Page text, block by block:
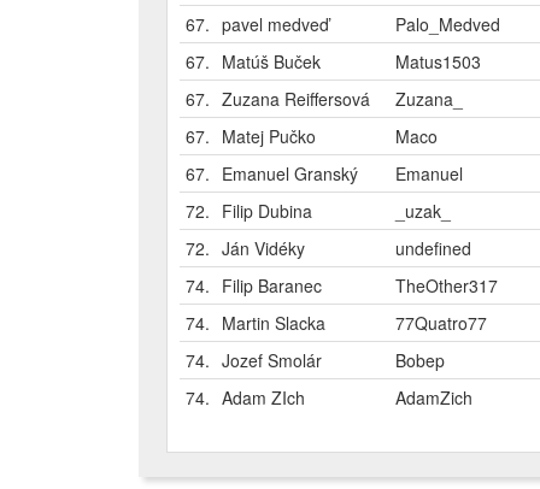
67. pavel medveď
Palo_Medved
67. Matúš Buček
Matus1503
67. Zuzana Reiffersová
Zuzana_
67. Matej Pučko
Maco
67. Emanuel Granský
Emanuel
72. Filip Dubina
_uzak_
72. Ján Vidéky
undefined
74. Filip Baranec
TheOther317
74. Martin Slacka
77Quatro77
74. Jozef Smolár
Bobep
74. Adam ZIch AdamZich